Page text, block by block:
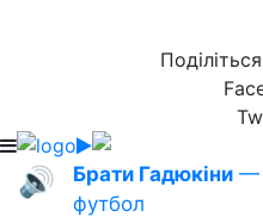
🔊 Брати Гадюкіни —
футбол